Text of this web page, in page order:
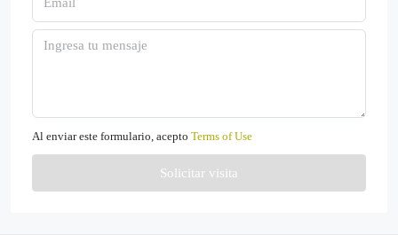
Al enviar este formulario, acepto Terms of Use
Solicitar visita